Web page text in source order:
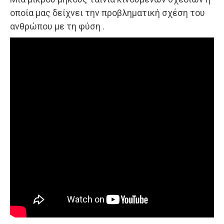
οποία μας δείχνει την προβληματική σχέση του
ανθρώπου με τη φύση .